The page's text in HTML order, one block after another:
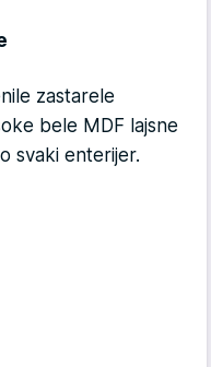
zastarele
bele MDF lajsne
svaki enterijer.